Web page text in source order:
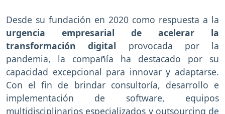
Desde su fundación en 2020 como respuesta a la
urgencia empresarial de acelerar la
transformación digital provocada por la
pandemia, la compañía ha destacado por su
capacidad excepcional para innovar y adaptarse.
Con el fin de brindar consultoría, desarrollo e
implementación de software, equipos
multidisciplinarios especializados y outsourcing de